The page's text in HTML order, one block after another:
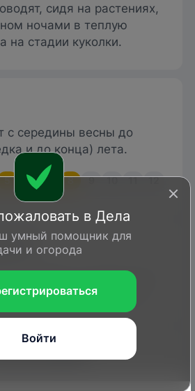
сидя на растениях,
ночами в теплую
на стадии куколки.
с середины весны до
и до конца) лета.
5 6 7 8 9 10 11 12
вообще, гусеницы же
растительности.
вредит
в Дела
умный помощник для
и огорода
Войти